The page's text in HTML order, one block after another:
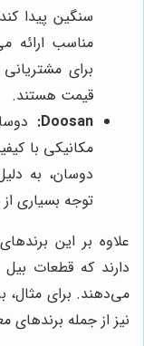
سنگین پیدا
مناسب ارائه
برای
قیمت هستند.
Doosan:
مکانیکی با
دوسان، به
توجه بسیاری از
علاوه بر این
دارند که قطعات
نیز از جمله برندهای